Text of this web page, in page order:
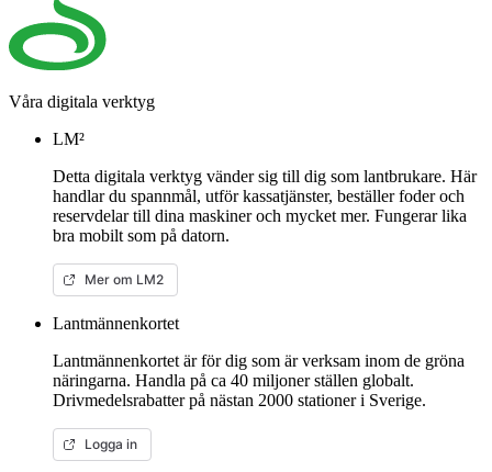
Våra digitala verktyg
LM²
Detta digitala verktyg vänder sig till dig som lantbrukare. Här
handlar du spannmål, utför kassatjänster, beställer foder och
reservdelar till dina maskiner och mycket mer. Fungerar lika
bra mobilt som på datorn.
Mer om LM2
Lantmännenkortet
Lantmännenkortet är för dig som är verksam inom de gröna
näringarna. Handla på ca 40 miljoner ställen globalt.
Drivmedelsrabatter på nästan 2000 stationer i Sverige.
Logga in